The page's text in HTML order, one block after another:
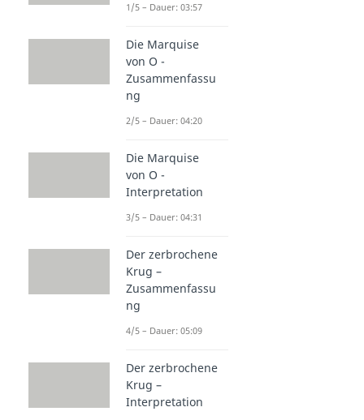
1/5 – Dauer: 03:57
Die Marquise
von O -
Zusammenfassu
ng
2/5 – Dauer: 04:20
Die Marquise
von O -
Interpretation
3/5 – Dauer: 04:31
Der zerbrochene
Krug –
Zusammenfassu
ng
4/5 – Dauer: 05:09
Der zerbrochene
Krug –
Interpretation